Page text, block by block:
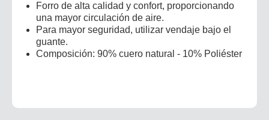
Forro de alta calidad y confort, proporcionando
una mayor circulación de aire.
Para mayor seguridad, utilizar vendaje bajo el
guante.
Composición: 90% cuero natural - 10% Poliéster